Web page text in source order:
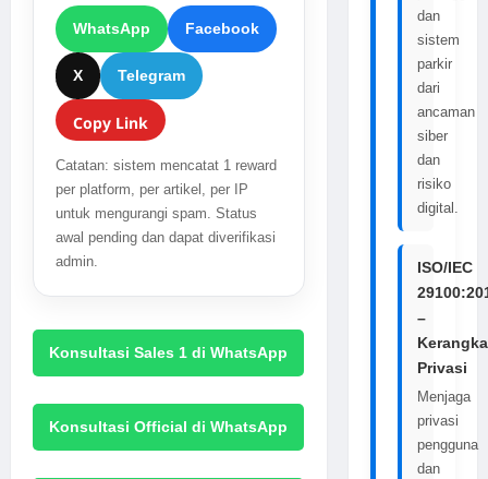
WhatsApp Facebook
X Telegram
Copy Link
Catatan: sistem mencatat 1 reward
per platform, per artikel, per IP
untuk mengurangi spam. Status
awal pending dan dapat diverifikasi
admin.
Konsultasi Sales 1 di WhatsApp
Konsultasi Official di WhatsApp
dan
sistem
parkir
dari
ancaman
siber
dan
risiko
digital.
ISO/IEC
–
Kerangka
Privasi
Menjaga
privasi
pengguna
dan